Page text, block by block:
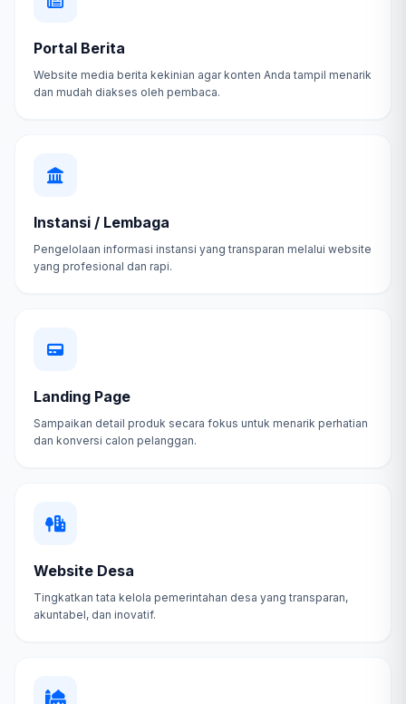
Portal Berita
Website media berita kekinian agar konten Anda tampil menarik
dan mudah diakses oleh pembaca.
Instansi / Lembaga
Pengelolaan informasi instansi yang transparan melalui website
yang profesional dan rapi.
Landing Page
Sampaikan detail produk secara fokus untuk menarik perhatian
dan konversi calon pelanggan.
Website Desa
Tingkatkan tata kelola pemerintahan desa yang transparan,
akuntabel, dan inovatif.